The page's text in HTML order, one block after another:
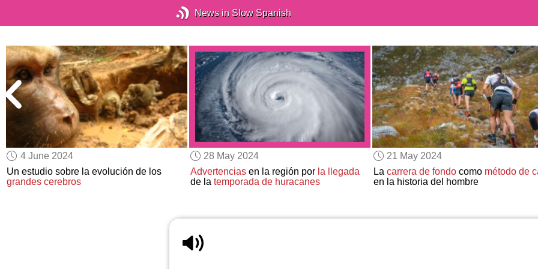
News in Slow Spanish
4 June 2024
Un estudio sobre la evolución de los
grandes cerebros
28 May 2024
Advertenciasen la región por la llegada
de la temporada de huracanes
21 May 2024
La carrera de fondocomo método de
en la historia del hombre